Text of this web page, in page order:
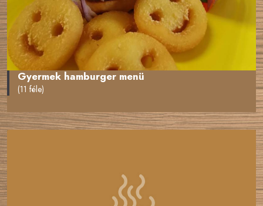
Gyermek hamburger menü
(11 féle)